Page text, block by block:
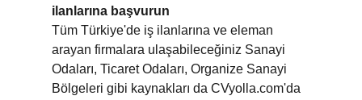
ilanlarına başvurun
Tüm Türkiye'de iş ilanlarına ve eleman
arayan firmalara ulaşabileceğiniz Sanayi
Odaları, Ticaret Odaları, Organize Sanayi
Bölgeleri gibi kaynakları da CVyolla.com'da